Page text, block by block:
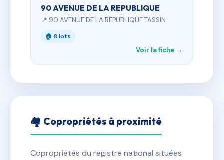
90 AVENUE DE LA REPUBLIQUE
📍 90 AVENUE DE LA REPUBLIQUE TASSIN
🏠 8 lots
Voir la fiche →
🏘 Copropriétés à proximité
Copropriétés du registre national situées